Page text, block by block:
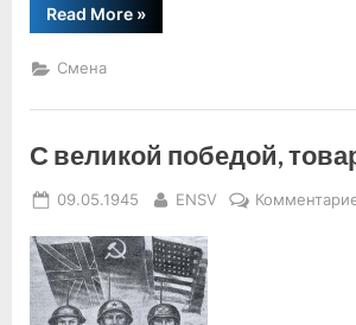
Read More“Свершилось!”
»
Смена
С великой победой,
Posted
09.05.1945 By
ENSV